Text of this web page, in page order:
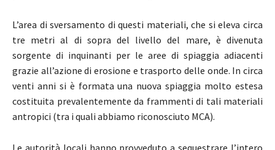
L’area di sversamento di questi materiali, che si eleva circa
tre metri al di sopra del livello del mare, è divenuta
sorgente di inquinanti per le aree di spiaggia adiacenti
grazie all’azione di erosione e trasporto delle onde. In circa
venti anni si è formata una nuova spiaggia molto estesa
costituita prevalentemente da frammenti di tali materiali
antropici (tra i quali abbiamo riconosciuto MCA).
Le autorità locali hanno provveduto a sequestrare l’intero